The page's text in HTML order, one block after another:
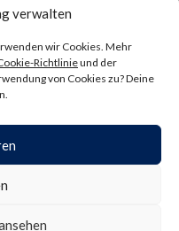
verwalten
wir Cookies. Mehr
Richtlinieund der
von Cookies zu? Deine
Runden-Spiele »
RICHTLINIE
—NACH OBEN ↑